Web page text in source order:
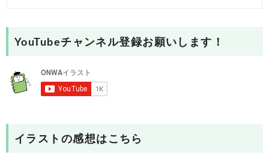
YouTubeチャンネル登録お願いします！
イラストの感想はこちら